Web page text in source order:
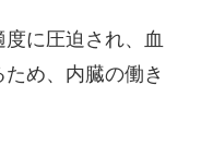
に圧迫され、血
め、内臓の働き